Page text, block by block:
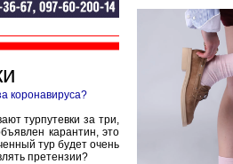
коронавируса?
турпутевки за три,
карантин, это
тур будет очень
претензии?